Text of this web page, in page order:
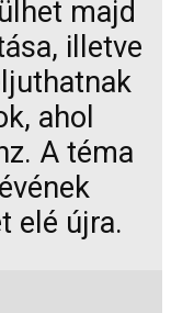
majd
illetve
ahol
A téma
elé újra.